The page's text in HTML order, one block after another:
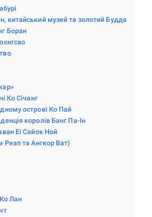
китайський музей та золотий Будда
Боран
Ко Січанг
острові Ко Пай
королів Банг Па-Ін
Еї Сайок Ной
та Ангкор Ват)
Лан